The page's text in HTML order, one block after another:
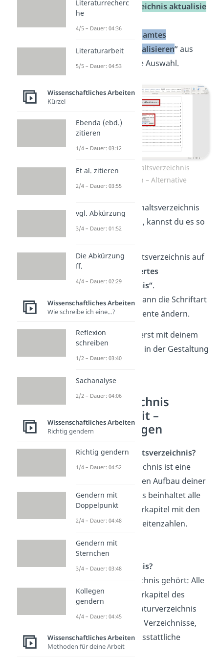
auf„Inhaltsverzeichnisaktualisie
Wähle dann
Gesamtes
Verzeichnis aktualisieren”aus
und bestätige die Auswahl.
Schritt 3: Inhaltsverzeichnis
aktualisieren – Alternative
Möchtest du dein Inhaltsverzeichnis
gestalten, kannst du es so
machen:
Gehe unter Inhaltsverzeichnis auf
„ benutzerdefiniertes
Inhaltsverzeichnis“.
Dort kannst du dann die Schriftart
und andere Elemente ändern.
Tipp:Besprich aber erst mit deinem
Betreuer, wie frei du in der Gestaltung
bist.
Inhaltsverzeichnis
Bachelorarbeit –
häufigste Fragen
Was ist ein Inhaltsverzeichnis?
Das Inhaltsverzeichnis ist eine
Übersicht über den Aufbau deiner
Bachelorarbeit. Es beinhaltet alle
Kapitel und Unterkapitel mit den
dazugehörigen Seitenzahlen.
Was gehört ins
Inhaltsverzeichnis?
Ins Inhaltsverzeichnis gehört: Alle
Kapitel und Unterkapitel des
Fließtextes, Literaturverzeichnis
und alle anderen Verzeichnisse,
Anhang und Eidesstattliche
Erklärung.
Literaturrecherc
he
4/5 – Dauer: 04:36
Literaturarbeit
5/5 – Dauer: 04:53
Wissenschaftliches Arbeiten
Kürzel
Ebenda (ebd.)
zitieren
1/4 – Dauer: 03:12
Et al. zitieren
2/4 – Dauer: 03:55
vgl. Abkürzung
3/4 – Dauer: 01:52
Die Abkürzung
ff.
4/4 – Dauer: 02:29
Wissenschaftliches Arbeiten
Wie schreibe ich eine...?
Reflexion
schreiben
1/2 – Dauer: 03:40
Sachanalyse
2/2 – Dauer: 04:06
Wissenschaftliches Arbeiten
Richtig gendern
Richtig gendern
1/4 – Dauer: 04:52
Gendern mit
Doppelpunkt
2/4 – Dauer: 04:48
Gendern mit
Sternchen
3/4 – Dauer: 03:48
Kollegen
gendern
4/4 – Dauer: 04:45
Wissenschaftliches Arbeiten
Methoden für deine Arbeit